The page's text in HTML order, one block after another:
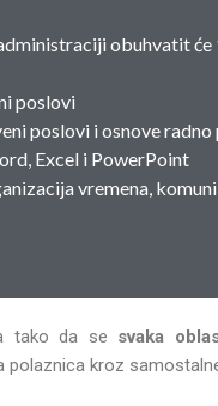
obuhvatit
poslovi
poslovi i osnove
Excel i PowerPoint
vremena,
tako da se svaka
polaznica kroz